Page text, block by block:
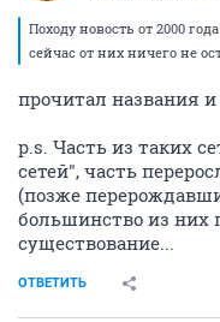
Походу новость от 2000
сейчас от них ничего не
прочитал названия и
p.s. Часть из таких
сетей", часть
(позже
большинство из них
существование...
ОТВЕТИТЬ